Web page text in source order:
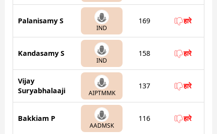
Palanisamy S
IND
169 हारे
Kandasamy S
IND
158 हारे
Vijay
Suryabhalaaji
AIPTMMK
137 हारे
Bakkiam P
AADMSK
116 हारे